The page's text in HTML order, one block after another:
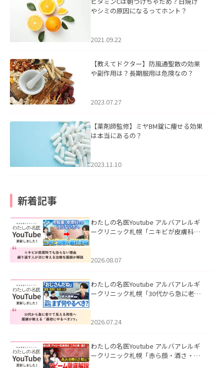
やシミの原因になるってホント？
2021.09.22
【教えてドクター】防風通聖散の効果
や副作用は？長期服用は危険なの？
2023.07.27
【薬剤師監修】ミヤBM錠に痩せる効果
は本当にあるの？
2023.11.10
新着記事
わたしの名医Youtube アルバアレルギ
ークリニック札幌「ニキビが皮膚科で
ました。
2026.08.07
わたしの名医Youtube アルバアレルギ
ークリニック札幌「30代から急に老け
た。
2026.07.24
わたしの名医Youtube アルバアレルギ
ークリニック札幌「赤ら顔・酒さ・ニ